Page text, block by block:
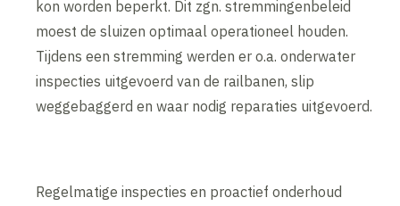
kon worden beperkt. Dit zgn. stremmingenbeleid
moest de sluizen optimaal operationeel houden.
Tijdens een stremming werden er o.a. onderwater
inspecties uitgevoerd van de railbanen, slip
weggebaggerd en waar nodig reparaties uitgevoerd.
Regelmatige inspecties en proactief onderhoud